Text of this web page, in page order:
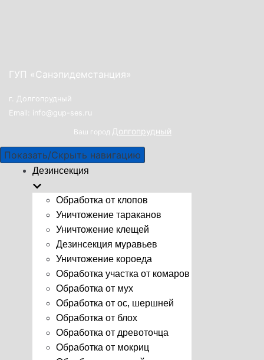
ГУП «Санэпидемстанция»
г. Долгопрудный
Email: info@gup-ses.ru
Ваш город Долгопрудный
Показать/Скрыть навигацию
Дезинсекция
Обработка от клопов
Уничтожение тараканов
Уничтожение клещей
Дезинсекция муравьев
Уничтожение короеда
Обработка участка от комаров
Обработка от мух
Обработка от ос, шершней
Обработка от блох
Обработка от древоточца
Обработка от мокриц